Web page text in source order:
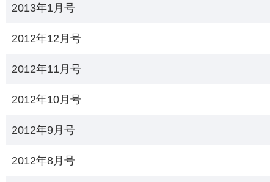
2013年1月号
2012年12月号
2012年11月号
2012年10月号
2012年9月号
2012年8月号